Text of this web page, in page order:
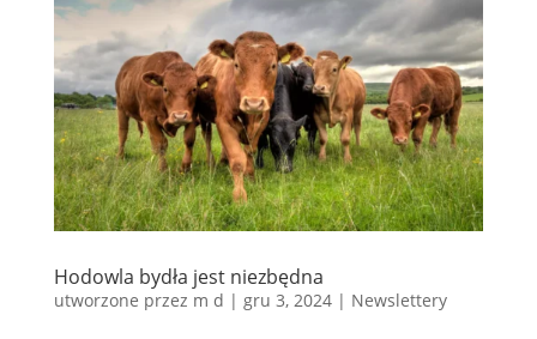
Hodowla bydła jest niezbędna
utworzone przez m d | gru 3, 2024| Newslettery